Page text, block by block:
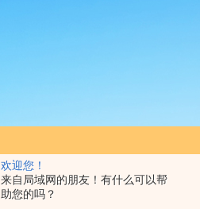
欢迎您！
来自局域网的朋友！有什么可以帮
助您的吗？